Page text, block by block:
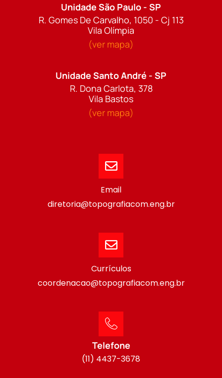
Unidade São Paulo - SP
R. Gomes De Carvalho, 1050 - Cj 113
Vila Olímpia
(ver mapa)
Unidade Santo André - SP
R. Dona Carlota, 378
Vila Bastos
(ver mapa)
Email
diretoria@topografiacom.eng.br
Currículos
coordenacao@topografiacom.eng.br
Telefone
(11) 4437-3678